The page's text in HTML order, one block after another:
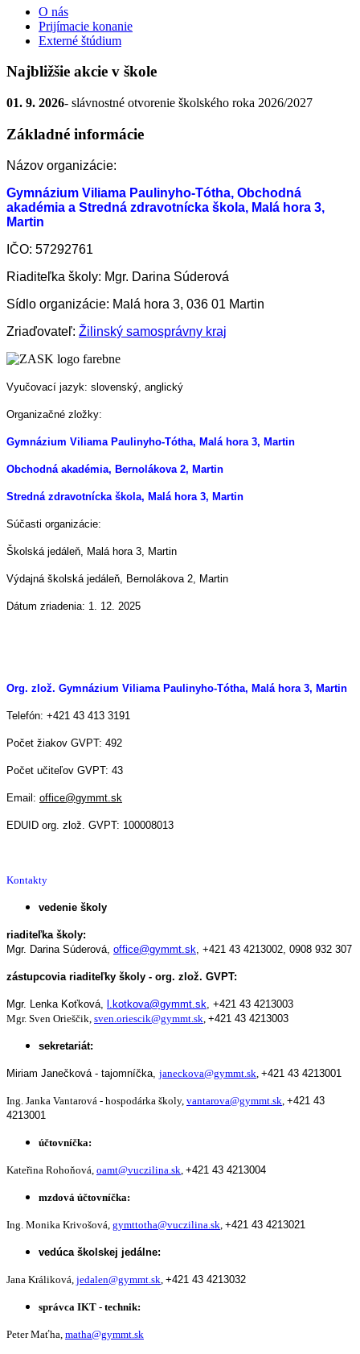
O nás
Prijímacie konanie
Externé štúdium
Najbližšie akcie v škole
01. 9. 2026- slávnostné otvorenie školského roka 2026/2027
Základné informácie
Názov organizácie:
Gymnázium Viliama Paulinyho-Tótha, Obchodná
akadémia a Stredná zdravotnícka škola, Malá hora 3,
Martin
IČO: 57292761
Riaditeľka školy: Mgr. Darina Súderová
Sídlo organizácie: Malá hora 3, 036 01 Martin
Zriaďovateľ: Žilinský samosprávny kraj
Vyučovací jazyk: slovenský, anglický
Organizačné zložky:
Gymnázium Viliama Paulinyho-Tótha, Malá hora 3, Martin
Obchodná akadémia, Bernolákova 2, Martin
Stredná zdravotnícka škola, Malá hora 3, Martin
Súčasti organizácie:
Školská jedáleň, Malá hora 3, Martin
Výdajná školská jedáleň, Bernolákova 2, Martin
Dátum zriadenia: 1. 12. 2025
Org. zlož. Gymnázium Viliama Paulinyho-Tótha, Malá hora 3, Martin
Telefón: +421 43 413 3191
Počet žiakov GVPT: 492
Počet učiteľov GVPT: 43
Email: office@gymmt.sk
EDUID org. zlož. GVPT: 100008013
Kontakty
vedenie školy
riaditeľka školy:
Mgr. Darina Súderová, office@gymmt.sk +421 43 4213002, 0908 932 307
zástupcovia riaditeľky školy - org. zlož. GVPT:
Mgr. Lenka Koťková, l.kotkova@gymmt.sk +421 43 4213003
Mgr. Sven Orieščik, sven.oriescik@gymmt.sk +421 43 4213003
sekretariát:
Miriam Janečková - tajomníčka, janeckova@gymmt.sk +421 43 4213001
Ing. Janka Vantarová - hospodárka školy, vantarova@gymmt.sk +421 43
4213001
účtovníčka:
Kateřina Rohoňová, oamt@vuczilina.sk +421 43 4213004
mzdová účtovníčka:
Ing. Monika Krivošová, gymttotha@vuczilina.sk +421 43 4213021
vedúca školskej jedálne:
Jana Králiková, jedalen@gymmt.sk +421 43 4213032
správca IKT - technik:
Peter Maťha, matha@gymmt.sk